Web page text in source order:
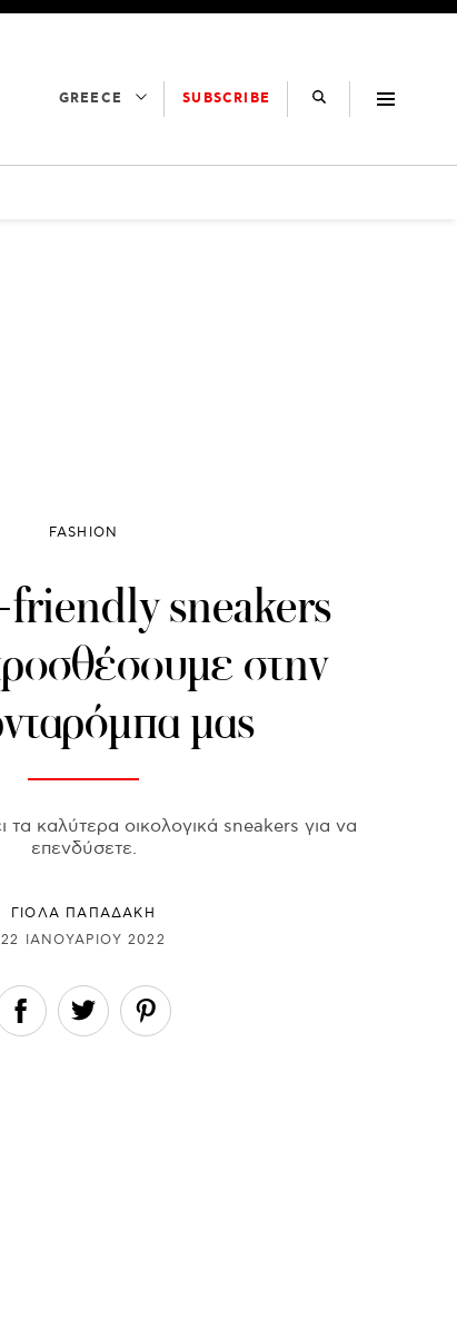
GREECE SUBSCRIBE
FASHION
sneakers
στην
μας
τα καλύτερα οικολογικά sneakers για να
επενδύσετε.
ΓΙΌΛΑ ΠΑΠΑΔΆΚΗ
22 ΙΑΝΟΥΑΡΊΟΥ 2022